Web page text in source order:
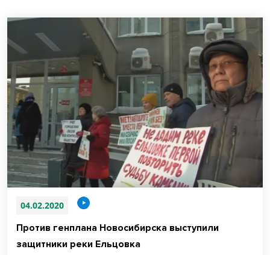
04.02.2020
Против генплана Новосибирска выступили
защитники реки Ельцовка